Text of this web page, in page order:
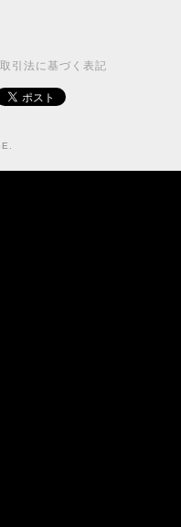
引法に基づく表記